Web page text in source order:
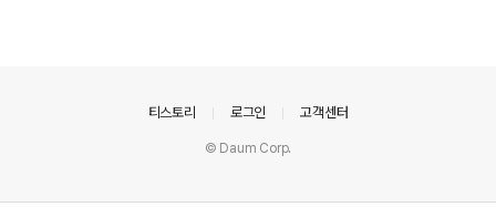
티스토리 로그인 고객센터
© Daum Corp.